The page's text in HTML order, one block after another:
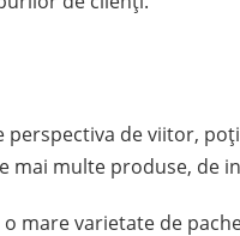
perspectiva de viitor,
mai multe produse,
mare varietate de